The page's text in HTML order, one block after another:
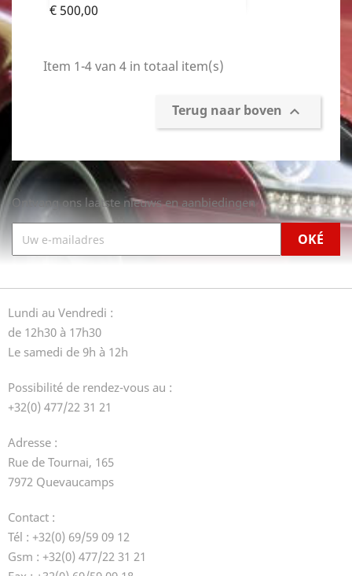
Prijs
€ 500,00
Item 1-4 van 4 in totaal item(s)
Terug naar boven 
Ontvang ons laatste nieuws en aanbiedingen
Lundi au Vendredi :
de 12h30 à 17h30
Le samedi de 9h à 12h
Possibilité de rendez-vous au :
+32(0) 477/22 31 21
Adresse :
Rue de Tournai, 165
7972 Quevaucamps
Contact :
Tél : +32(0) 69/59 09 12
Gsm : +32(0) 477/22 31 21